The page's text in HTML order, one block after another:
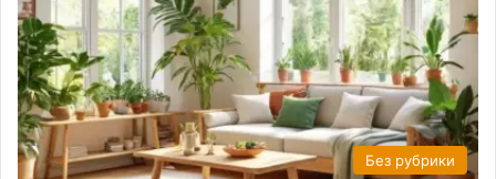
Без рубрики